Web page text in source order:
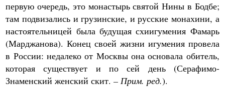
первую очередь, это монастырь святой Нины в Бодбе;
там подвизались и грузинские, и русские монахини, а
настоятельницей была будущая схиигумения Фамарь
(Марджанова). Конец своей жизни игумения провела
в России: недалеко от Москвы она основала обитель,
которая существует и по сей день (Серафимо-
Знаменский женский скит.– Прим. ред.).